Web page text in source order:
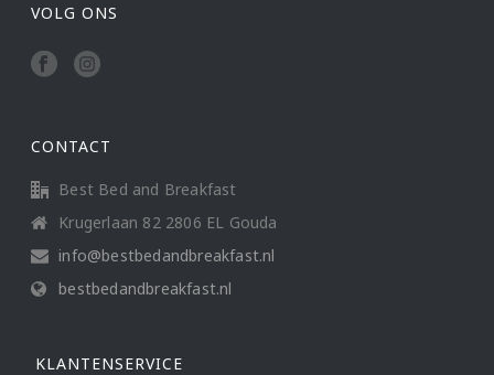
VOLG ONS
CONTACT
Best Bed and Breakfast
Krugerlaan 82 2806 EL Gouda
info@bestbedandbreakfast.nl
bestbedandbreakfast.nl
KLANTENSERVICE